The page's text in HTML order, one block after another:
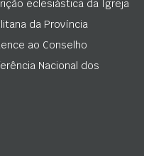
eclesiástica da Igreja
da Província
ao Conselho
Nacional dos